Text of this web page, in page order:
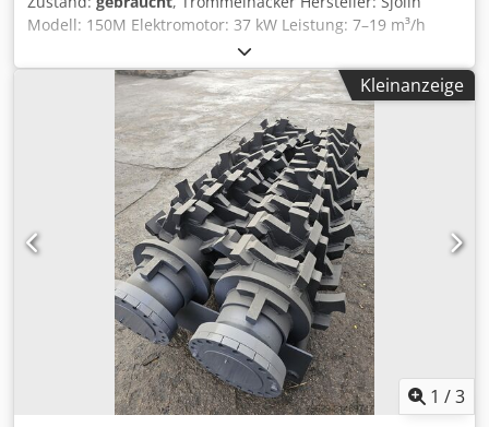
Modell: 150M Elektromotor: 37 kW Leistung: 7–19 m³/h
Credex N S A Aspfx Agqjf Messerdimensionen: 350x110x10
mm Anzahl Messer: 4
Kleinanzeige
1 /3